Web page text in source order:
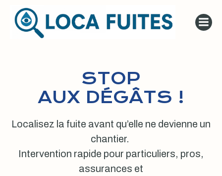
au
contenu
STOP
AUX DÉGÂTS !
Localisez la fuite avant qu’elle ne devienne un
chantier.
Intervention rapide pour particuliers, pros,
assurances et